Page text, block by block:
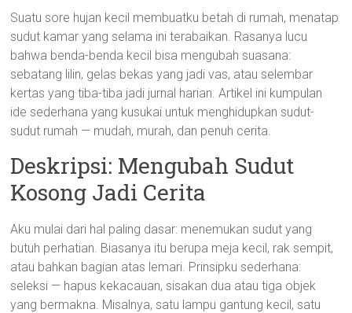
Suatu sore hujan kecil membuatku betah di rumah, menatap
sudut kamar yang selama ini terabaikan. Rasanya lucu
bahwa benda-benda kecil bisa mengubah suasana:
sebatang lilin, gelas bekas yang jadi vas, atau selembar
kertas yang tiba-tiba jadi jurnal harian. Artikel ini kumpulan
ide sederhana yang kusukai untuk menghidupkan sudut-
sudut rumah — mudah, murah, dan penuh cerita.
Deskripsi: Mengubah Sudut
Kosong Jadi Cerita
Aku mulai dari hal paling dasar: menemukan sudut yang
butuh perhatian. Biasanya itu berupa meja kecil, rak sempit,
atau bahkan bagian atas lemari. Prinsipku sederhana:
seleksi — hapus kekacauan, sisakan dua atau tiga objek
yang bermakna. Misalnya, satu lampu gantung kecil, satu